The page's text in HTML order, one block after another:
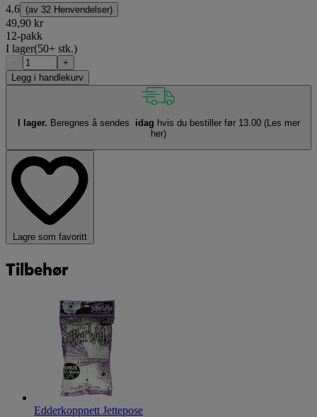
4.6 (av 32 Henvendelser)
49,90 kr
12-pakk
I lager(50+ stk.)
−
+
Legg i handlekurv
I lager. Beregnes å sendes idag hvis du bestiller før 13.00 (Les mer
her)
Lagre som favoritt
Tilbehør
Edderkoppnett Jettepose